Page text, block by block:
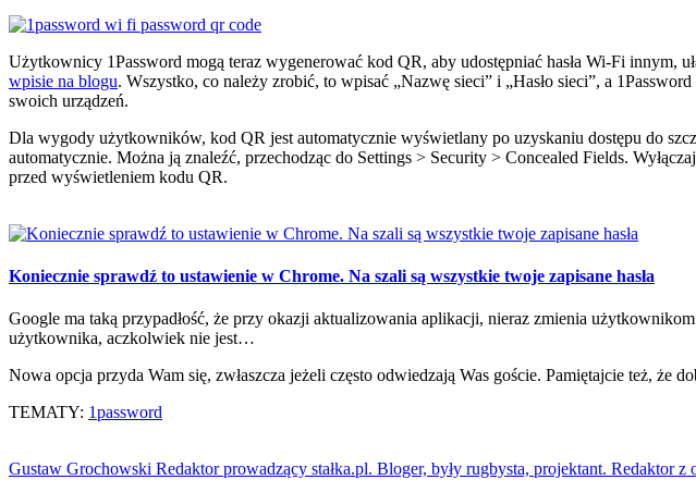
Użytkownicy 1Password mogą teraz wygenerować kod QR, aby udostępniać hasła Wi-Fi innym,
wpisie na blogu. Wszystko, co należy zrobić, to wpisać „Nazwę sieci” i „Hasło sieci”, a
swoich urządzeń.
Dla wygody użytkowników, kod QR jest automatycznie wyświetlany po uzyskaniu dostępu do
automatycznie. Można ją znaleźć, przechodząc do Settings > Security > Concealed Fields.
przed wyświetleniem kodu QR.
Koniecznie sprawdź to ustawienie w Chrome. Na szali są wszystkie twoje zapisane hasła
Google ma taką przypadłość, że przy okazji aktualizowania aplikacji, nieraz zmienia
użytkownika, aczkolwiek nie jest…
Nowa opcja przyda Wam się, zwłaszcza jeżeli często odwiedzają Was goście. Pamiętajcie też, że
TEMATY: 1password
Gustaw Grochowski Redaktor prowadzący stałka.pl. Bloger, były rugbysta, projektant. Redaktor